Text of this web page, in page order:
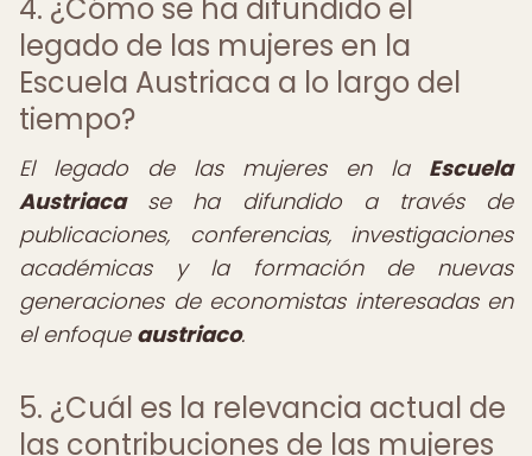
4. ¿Cómo se ha difundido el
legado de las mujeres en la
Escuela Austriaca a lo largo del
tiempo?
El legado de las mujeres en la Escuela
Austriacase ha difundido a través de
publicaciones, conferencias, investigaciones
académicas y la formación de nuevas
generaciones de economistas interesadas en
el enfoque austriaco.
5. ¿Cuál es la relevancia actual de
las contribuciones de las mujeres